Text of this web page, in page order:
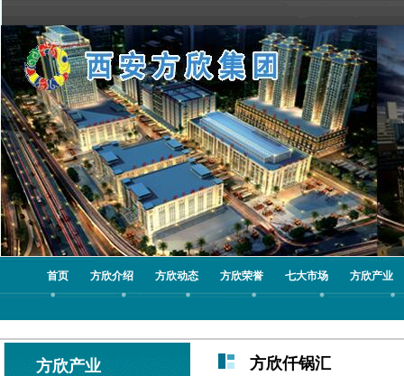
首页 方欣介绍 方欣动态 方欣荣誉 七大市场 方欣产业
方欣产业 方欣仟锅汇